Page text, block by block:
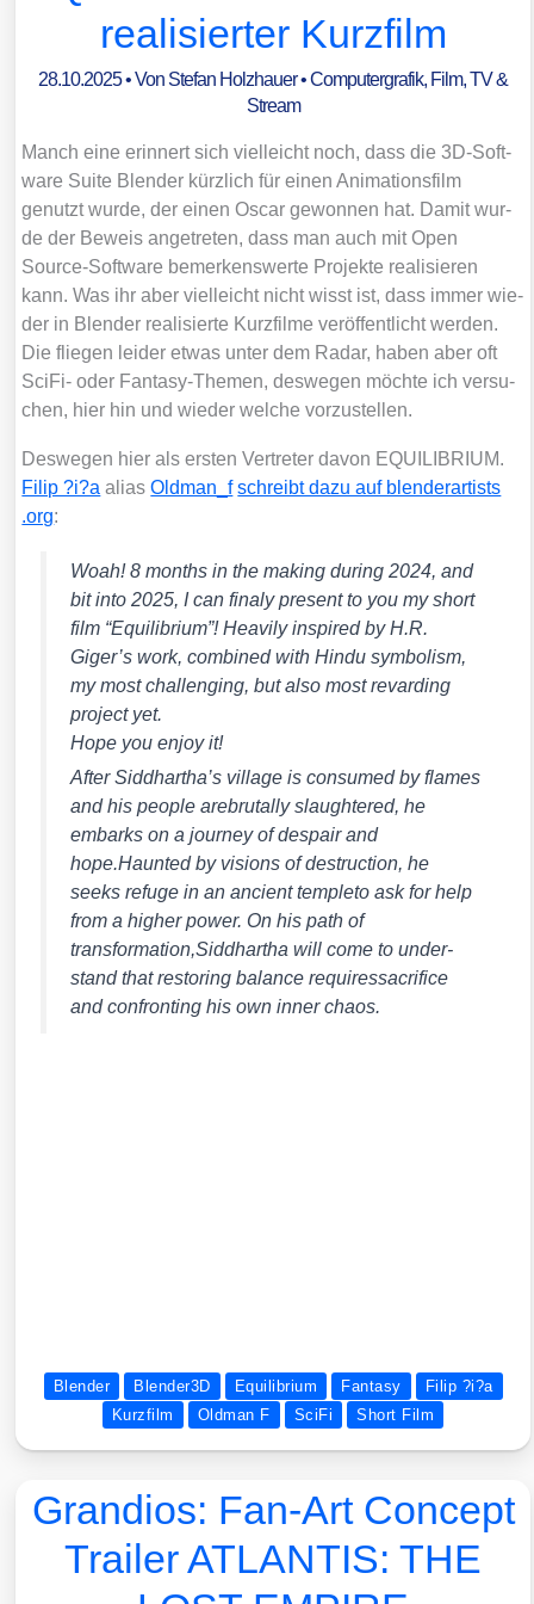
realisierter Kurzfilm
28.10.2025• Von Stefan Holzhauer•Computergrafik, Film, TV &
Stream
Manch eine erin­nert sich viel­leicht noch, dass die 3D-Soft­
ware Suite Blen­der kürz­lich für einen Ani­ma­ti­ons­film
genutzt wur­de, der einen Oscar gewon­nen hat. Damit wur­
de der Beweis ange­tre­ten, dass man auch mit Open
Source-Soft­ware bemer­kens­wer­te Pro­jek­te rea­li­sie­ren
kann. Was ihr aber viel­leicht nicht wisst ist, dass immer wie­
der in Blen­der rea­li­sier­te Kurz­fil­me ver­öf­fent­licht wer­den.
Die flie­gen lei­der etwas unter dem Radar, haben aber oft
Sci­Fi- oder Fan­ta­sy-The­men, des­we­gen möch­te ich ver­su­
chen, hier hin und wie­der wel­che vor­zu­stel­len.
Des­we­gen hier als ers­ten Ver­tre­ter davon EQUILIBRIUM.
Filip ?i?a ali­asOldman_​f schreibt dazu auf blen​der​ar​tists​
.org:
Woah! 8 months in the making during 2024, and
bit into 2025, I can fina­ly pre­sent to you my short
film “Equi­li­bri­um”! Hea­vi­ly inspi­red by H.R.
Giger’s work, com­bi­ned with Hin­du sym­bo­lism,
my most chal­len­ging, but also most revar­ding
pro­ject yet.
Hope you enjoy it!
After Siddhartha’s vil­la­ge is con­su­med by fla­mes
and his peo­p­le are­bru­t­ally slaugh­te­red, he
embarks on a jour­ney of des­pair and
hope.Haunted by visi­ons of des­truc­tion, he
seeks refu­ge in an anci­ent temp­le­to ask for help
from a hig­her power. On his path of
transformation,Siddhartha will come to under­
stand that res­to­ring balan­ce requi­res­sacri­fice
and con­fron­ting his own inner cha­os.
Blender Blender3D Equilibrium Fantasy
Filip ?i?a
Kurzfilm
Oldman F SciFi Short Film
Grandios: Fan-Art Concept
Trailer ATLANTIS: THE